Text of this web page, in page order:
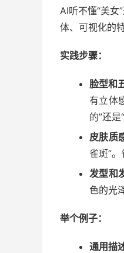
AI听不懂“美女
体、可视化的
实践步骤：
脸型和
有立体
的”还是
皮肤质
雀斑”
发型和
色的光
举个例子：
通用描